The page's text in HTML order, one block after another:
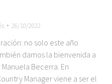
26/10/2022
no solo este año
damos la bienvenida a
Becerra. En
Manager viene a ser el